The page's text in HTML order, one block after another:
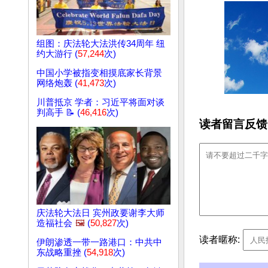
组图：庆法轮大法洪传34周年 纽
约大游行 (57,244次)
中国小学被指变相摸底家长背景
网络炮轰 (41,473次)
川普抵京 学者：习近平将面对谈
判高手 📝 (46,416次)
庆法轮大法日 宾州政要谢李大师
造福社会 🖼️ (50,827次)
伊朗渗透一带一路港口：中共中
东战略重挫 (54,918次)
读者留言反
读者暱称: